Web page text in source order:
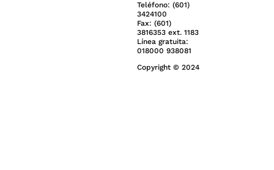
Teléfono: (601)
3424100
Fax: (601)
3816353 ext. 1183
Línea gratuita:
018000 938081
Copyright © 2024